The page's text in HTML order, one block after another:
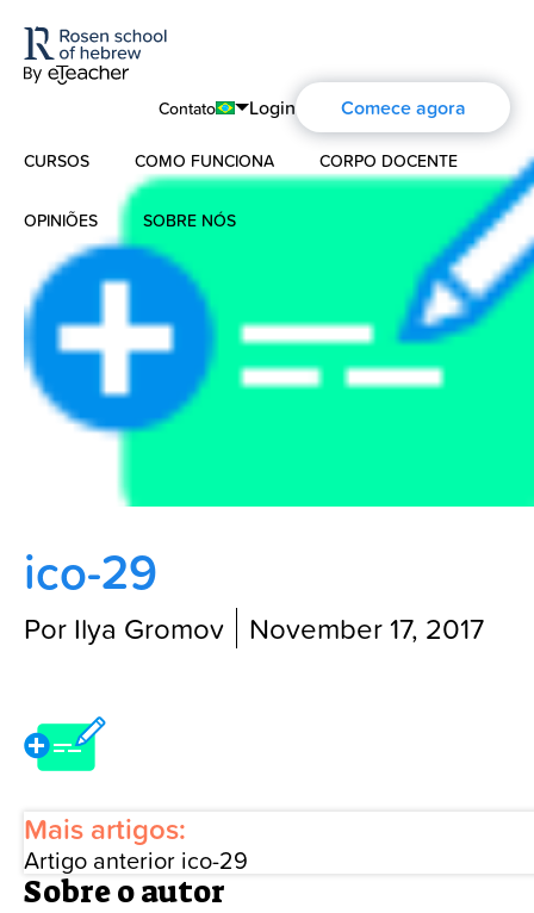
Contato
English
Português
Español
Deutsch
Русский
Login Comece agora
CURSOS
Hebraico Moderno
Hebraico para crianças
COMO FUNCIONA CORPO DOCENTE
OPINIÕES SOBRE NÓS
Sobre nós
A história de Aharon Rosen
Certificação
ico-29
Por Ilya Gromov November 17, 2017
Mais artigos:
Artigo anterior ico-29
Sobre o autor